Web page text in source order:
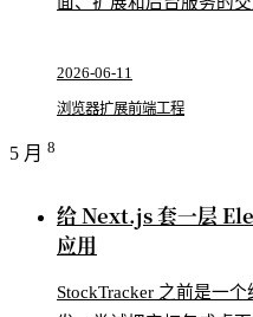
2026-06-11
浏览器扩展前端工程
5 月 8
给 Next.js 套一层
应用
StockTracker 之前是一